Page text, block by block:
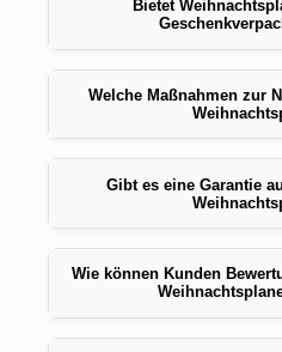
Bietet
Welche Maßnahmen zur
Gibt es eine Garantie
Wie können Kunden